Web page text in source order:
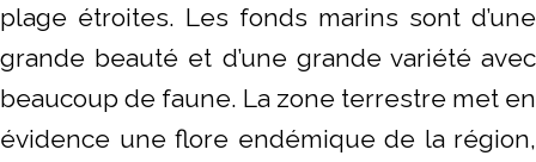
plage étroites. Les fonds marins sont d’une
grande beauté et d’une grande variété avec
beaucoup de faune. La zone terrestre met en
évidence une flore endémique de la région,